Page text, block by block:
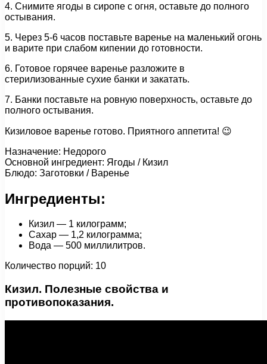
4. Снимите ягоды в сиропе с огня, оставьте до полного
остывания.
5. Через 5-6 часов поставьте варенье на маленький огонь
и варите при слабом кипении до готовности.
6. Готовое горячее варенье разложите в
стерилизованные сухие банки и закатать.
7. Банки поставьте на ровную поверхность, оставьте до
полного остывания.
Кизиловое варенье готово. Приятного аппетита! 😉
Назначение: Недорого
Основной ингредиент: Ягоды / Кизил
Блюдо: Заготовки / Варенье
Ингредиенты:
Кизил — 1 килограмм;
Сахар — 1,2 килограмма;
Вода — 500 миллилитров.
Количество порций: 10
Кизил. Полезные свойства и
противопоказания.